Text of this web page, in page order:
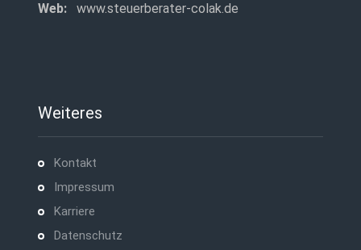
Web:www.steuerberater-colak.de
Weiteres
Kontakt
Impressum
Karriere
Datenschutz